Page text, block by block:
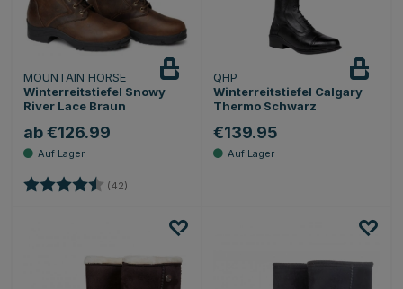
MOUNTAIN HORSE
Winterreitstiefel Snowy
River Lace Braun
ab €126.99
Bewertung: (42)
QHP
Winterreitstiefel Calgary
Thermo Schwarz
€139.95